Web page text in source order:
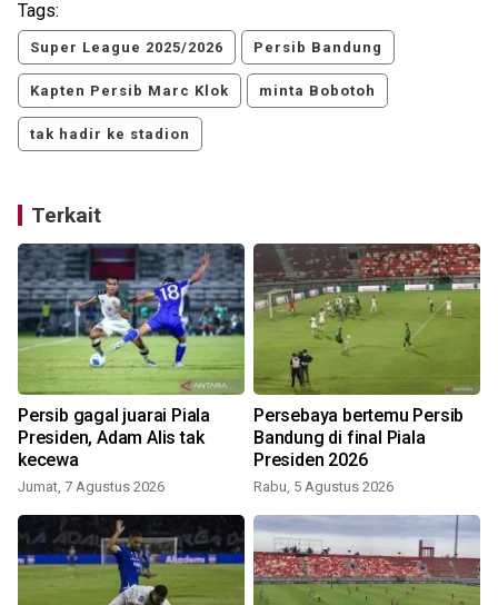
Tags:
Super League 2025/2026 Persib Bandung
Kapten Persib Marc Klok minta Bobotoh
tak hadir ke stadion
Terkait
Persib gagal juarai Piala
Presiden, Adam Alis tak
kecewa
Jumat, 7 Agustus 2026
Persebaya bertemu Persib
Bandung di final Piala
Presiden 2026
Rabu, 5 Agustus 2026